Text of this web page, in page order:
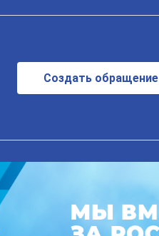
Создать обращение